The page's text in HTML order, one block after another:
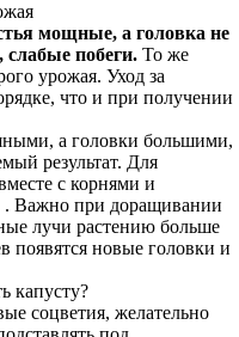
мощные, а головка не
слабые побеги. То же
урожая. Уход за
что и при получении
а головки большими,
результат. Для
с корнями и
. Важно при доращивании
лучи растению больше
появятся новые головки и
капусту?
соцветия, желательно